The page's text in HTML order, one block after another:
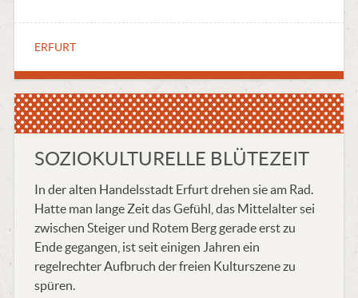
ERFURT
SOZIOKULTURELLE BLÜTEZEIT
In der alten Handelsstadt Erfurt drehen sie am Rad.
Hatte man lange Zeit das Gefühl, das Mittelalter sei
zwischen Steiger und Rotem Berg gerade erst zu
Ende gegangen, ist seit einigen Jahren ein
regelrechter Aufbruch der freien Kulturszene zu
spüren.